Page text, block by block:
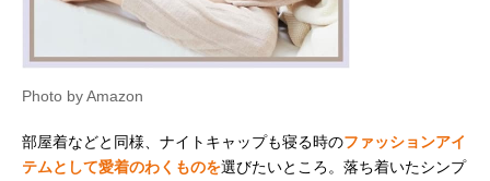
Photo by Amazon
部屋着などと同様、ナイトキャップも寝る時のファッションアイ
テムとして愛着のわくものを選びたいところ。落ち着いたシンプ